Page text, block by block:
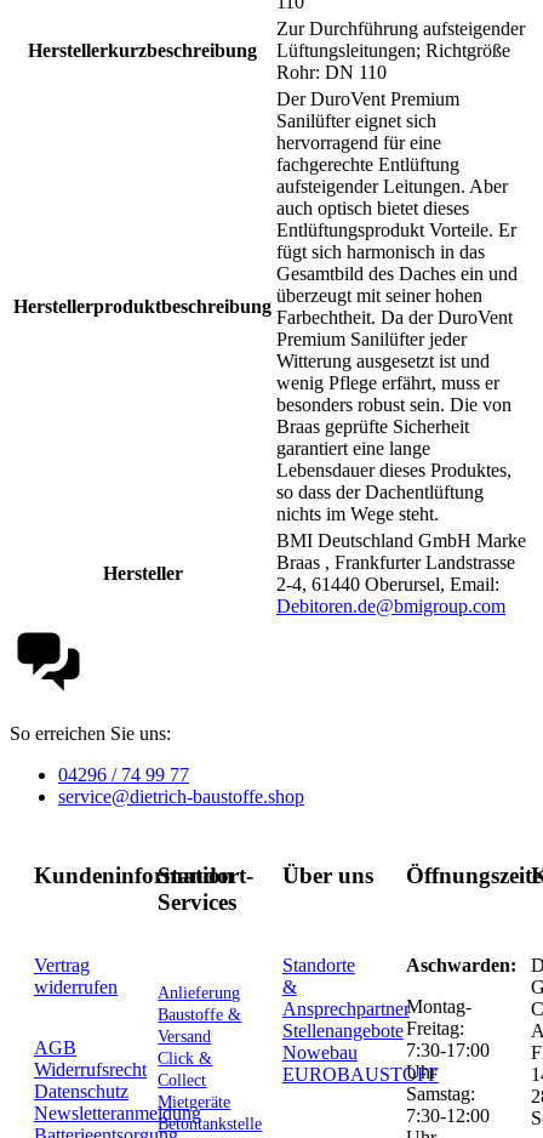
Herstellerkurzbeschreibung
Zur Durchführung aufsteigender
Lüftungsleitungen; Richtgröße
Rohr: DN 110
Herstellerproduktbeschreibung
Der DuroVent Premium
Sanilüfter eignet sich
hervorragend für eine
fachgerechte Entlüftung
aufsteigender Leitungen. Aber
auch optisch bietet dieses
Entlüftungsprodukt Vorteile. Er
fügt sich harmonisch in das
Gesamtbild des Daches ein und
überzeugt mit seiner hohen
Farbechtheit. Da der DuroVent
Premium Sanilüfter jeder
Witterung ausgesetzt ist und
wenig Pflege erfährt, muss er
besonders robust sein. Die von
Braas geprüfte Sicherheit
garantiert eine lange
Lebensdauer dieses Produktes,
so dass der Dachentlüftung
nichts im Wege steht.
Hersteller
BMI Deutschland GmbH Marke
Braas , Frankfurter Landstrasse
2-4, 61440 Oberursel, Email:
Debitoren.de@bmigroup.com
So erreichen Sie uns:
04296 / 74 99 77
service@dietrich-baustoffe.shop
Kundeninformation
Vertrag
widerrufen
AGB
Widerrufsrecht
Datenschutz
Newsletteranmeldung
Standort-
Services
Anlieferung
Baustoffe &
Versand
Click &
Collect
Mietgeräte
Betontankstelle
Über uns
Standorte
&
Ansprechpartner
Stellenangebote
Nowebau
EUROBAUSTOFF
Aschwarden:
Montag-
Freitag:
7:30-17:00
Uhr
Samstag:
7:30-12:00